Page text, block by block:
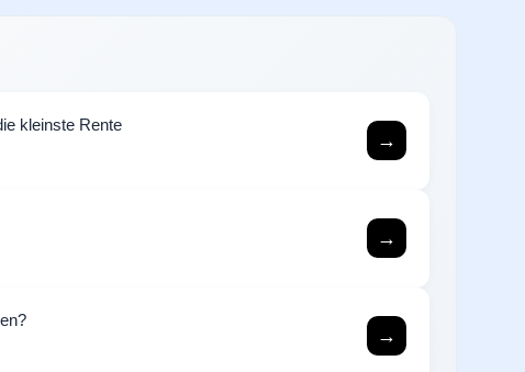
kleinste Rente
→
→
→